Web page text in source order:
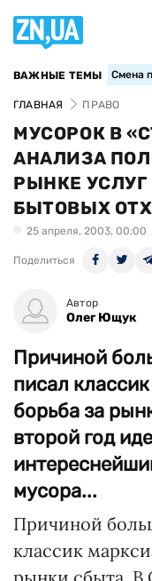
ВАЖНЫЕ ТЕМЫ Смена
ГЛАВНАЯ ПРАВО
МУСОРОК В
АНАЛИЗА
РЫНКЕ
БЫТОВЫХ
25 апреля, 2003, 00:00
Поделиться
Автор
Олег Ющук
Причиной
писал
борьба за
второй год
мусора...
Причиной
классик